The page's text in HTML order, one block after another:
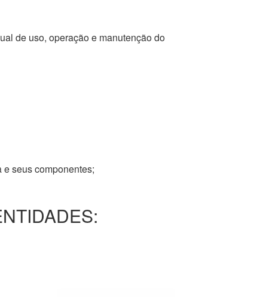
de uso, operação e manutenção do
seus componentes;